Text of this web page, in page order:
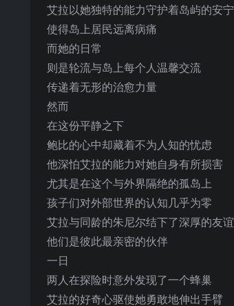
艾拉以她独特的能力守护着岛屿的安宁
使得岛上居民远离病痛
而她的日常
则是轮流与岛上每个人温馨交流
传递着无形的治愈力量
然而
在这份平静之下
鲍比的心中却藏着不为人知的忧虑
他深怕艾拉的能力对她自身有所损害
尤其是在这个与外界隔绝的孤岛上
孩子们对外部世界的认知几乎为零
艾拉与同龄的朱尼尔结下了深厚的友谊
他们是彼此最亲密的伙伴
一日
两人在探险时意外发现了一个蜂巢
艾拉的好奇心驱使她勇敢地伸出手臂